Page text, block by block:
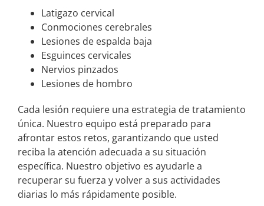
Latigazo cervical
Conmociones cerebrales
Lesiones de espalda baja
Esguinces cervicales
Nervios pinzados
Lesiones de hombro
Cada lesión requiere una estrategia de tratamiento
única. Nuestro equipo está preparado para
afrontar estos retos, garantizando que usted
reciba la atención adecuada a su situación
específica. Nuestro objetivo es ayudarle a
recuperar su fuerza y volver a sus actividades
diarias lo más rápidamente posible.